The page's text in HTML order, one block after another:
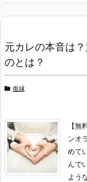
元カレの本音は
のとは？
復縁
【無
ンオ
めて
んで
よう